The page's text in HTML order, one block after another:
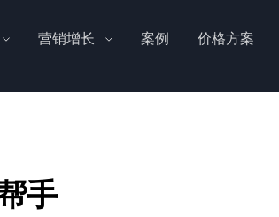
营销增长 案例 价格方案
手